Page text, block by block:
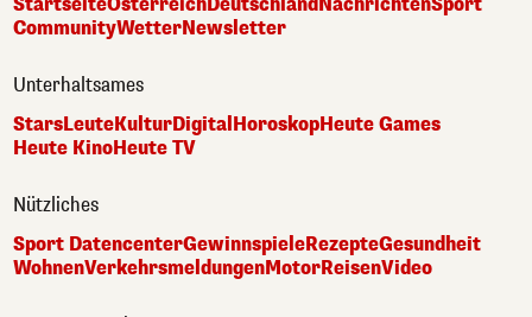
CommunityWetterNewsletter
Unterhaltsames
StarsLeuteKulturDigitalHoroskopHeute Games
Heute KinoHeute TV
Nützliches
Sport DatencenterGewinnspieleRezepteGesundheit
WohnenVerkehrsmeldungenMotorReisenVideo